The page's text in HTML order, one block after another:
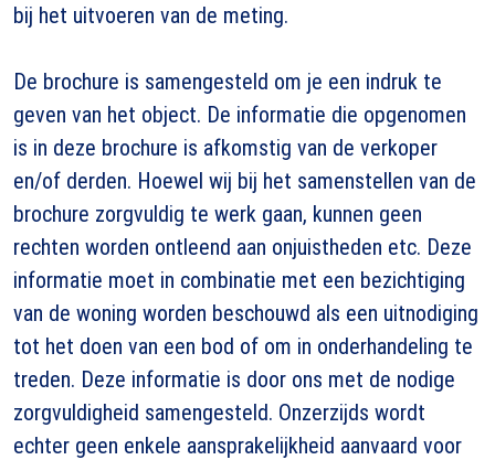
bij het uitvoeren van de meting.
De brochure is samengesteld om je een indruk te
geven van het object. De informatie die opgenomen
is in deze brochure is afkomstig van de verkoper
en/of derden. Hoewel wij bij het samenstellen van de
brochure zorgvuldig te werk gaan, kunnen geen
rechten worden ontleend aan onjuistheden etc. Deze
informatie moet in combinatie met een bezichtiging
van de woning worden beschouwd als een uitnodiging
tot het doen van een bod of om in onderhandeling te
treden. Deze informatie is door ons met de nodige
zorgvuldigheid samengesteld. Onzerzijds wordt
echter geen enkele aansprakelijkheid aanvaard voor